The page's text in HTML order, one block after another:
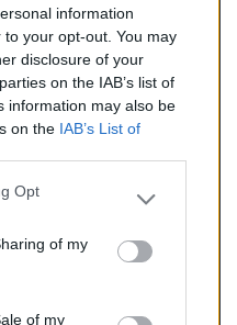
information
your opt-out. You may
disclosure of your
on the IAB’s list of
information may also be
on the IAB’s List of
Opt
of my
of my